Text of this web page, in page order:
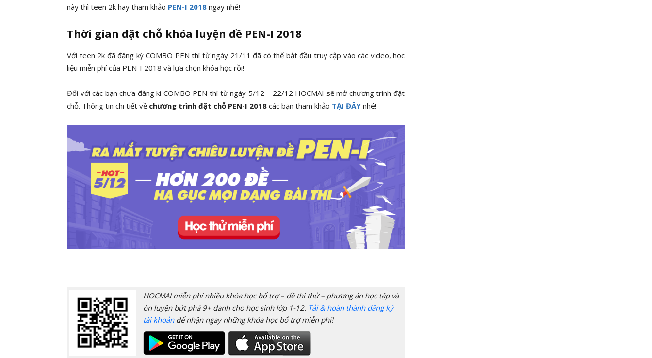
này thì teen 2k hãy tham khảo PEN-I 2018 ngay nhé!
Thời gian đặt chỗ khóa luyện đề PEN-I 2018
Với teen 2k đã đăng ký COMBO PEN thì từ ngày 21/11 đã có thể bắt đầu truy cập vào các video, học
liệu miễn phí của PEN-I 2018 và lựa chọn khóa học rồi!
Đối với các bạn chưa đăng kí COMBO PEN thì từ ngày 5/12 – 22/12 HOCMAI sẽ mở chương trình đặt
chỗ. Thông tin chi tiết về chương trình đặt chỗ PEN-I 2018 các bạn tham khảo TẠI ĐÂY nhé!
HOCMAI miễn phí nhiều khóa học bổ trợ – đề thi thử – phương án học tập và
ôn luyện bứt phá 9+ đanh cho học sinh lớp 1-12. Tải & hoàn thành đăng ký
tài khoảnđể nhận ngay những khóa học bổ trợ miễn phí!